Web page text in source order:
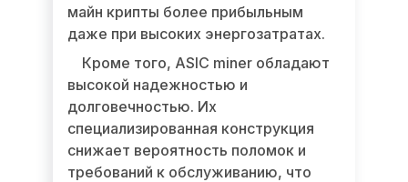
майн крипты более прибыльным
даже при высоких энергозатратах.
Кроме того, ASIC miner обладают
высокой надежностью и
долговечностью. Их
специализированная конструкция
снижает вероятность поломок и
требований к обслуживанию, что